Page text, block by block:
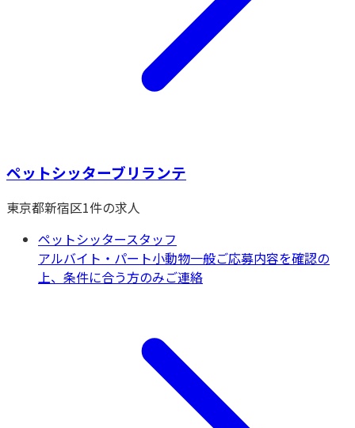
ペットシッターブリランテ
東京都新宿区1件の求人
ペットシッタースタッフ
アルバイト・パート小動物一般ご応募内容を確認の
上、条件に合う方のみご連絡